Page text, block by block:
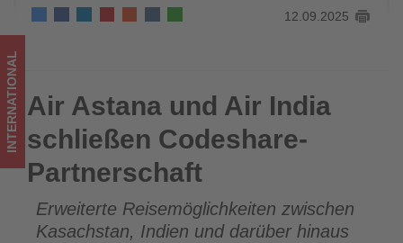
Wissen,
was
im
Tourismus
los
ist!
12.09.2025
Air Astana und Air India schließen Codeshare-Partnerschaft
INTERNATIONAL Air Astana und Air India
schließen Codeshare-
Partnerschaft
Erweiterte Reisemöglichkeiten zwischen
Kasachstan, Indien und darüber hinaus